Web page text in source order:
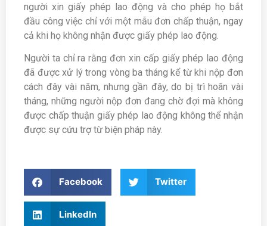
người xin giấy phép lao động và cho phép họ bắt
đầu công việc chỉ với một mẫu đơn chấp thuận, ngay
cả khi họ không nhận được giấy phép lao động.
Người ta chỉ ra rằng đơn xin cấp giấy phép lao động
đã được xử lý trong vòng ba tháng kể từ khi nộp đơn
cách đây vài năm, nhưng gần đây, do bị trì hoãn vài
tháng, những người nộp đơn đang chờ đợi mà không
được chấp thuận giấy phép lao động không thể nhận
được sự cứu trợ từ biện pháp này.
Facebook Twitter
LinkedIn